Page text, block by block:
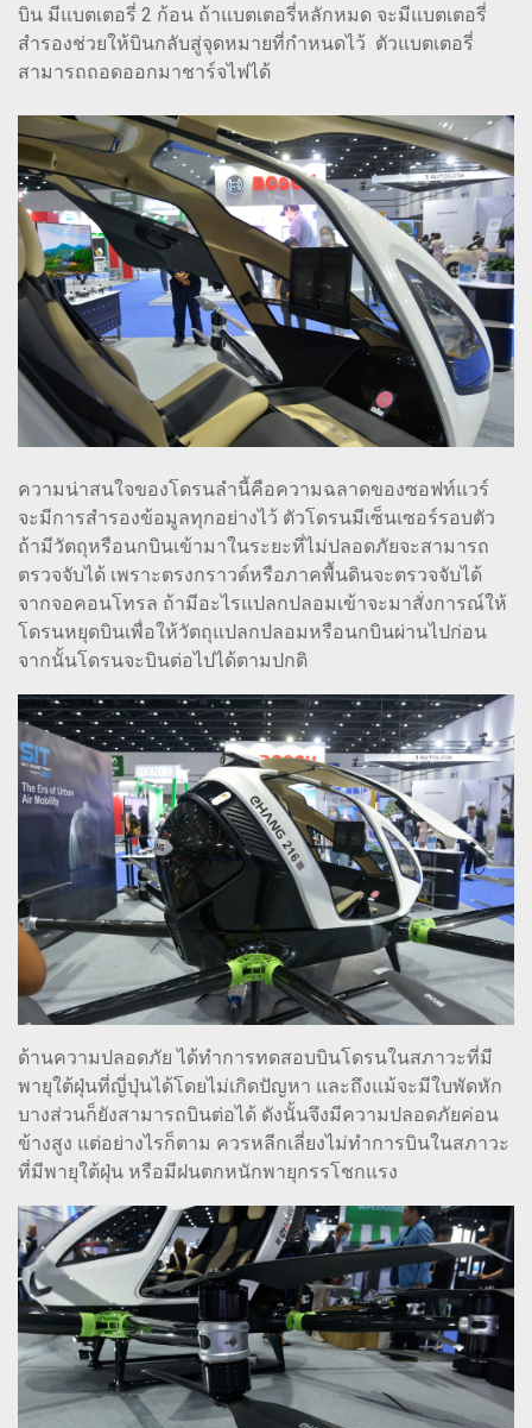
บิน มีแบตเตอรี่ 2 ก้อน ถ้าแบตเตอรี่หลักหมด จะมีแบตเตอรี่
สำรองช่วยให้บินกลับสู่จุดหมายที่กำหนดไว้ ตัวแบตเตอรี่
สามารถถอดออกมาชาร์จไฟได้
ความน่าสนใจของโดรนลำนี้คือความฉลาดของซอฟท์แวร์
จะมีการสำรองข้อมูลทุกอย่างไว้ ตัวโดรนมีเซ็นเซอร์รอบตัว
ถ้ามีวัตถุหรือนกบินเข้ามาในระยะที่ไม่ปลอดภัยจะสามารถ
ตรวจจับได้ เพราะตรงกราวด์หรือภาคพื้นดินจะตรวจจับได้
จากจอคอนโทรล ถ้ามีอะไรแปลกปลอมเข้าจะมาสั่งการณ์ให้
โดรนหยุดบินเพื่อให้วัตถุแปลกปลอมหรือนกบินผ่านไปก่อน
จากนั้นโดรนจะบินต่อไปได้ตามปกติ
ด้านความปลอดภัย ได้ทำการทดสอบบินโดรนในสภาวะที่มี
พายุใต้ฝุ่นที่ญี่ปุ่นได้โดยไม่เกิดปัญหา และถึงแม้จะมีใบพัดหัก
บางส่วนก็ยังสามารถบินต่อได้ ดังนั้นจึงมีความปลอดภัยค่อน
ข้างสูง แต่อย่างไรก็ตาม ควรหลีกเลี่ยงไม่ทำการบินในสภาวะ
ที่มีพายุใต้ฝุ่น หรือมีฝนตกหนักพายุกรรโชกแรง